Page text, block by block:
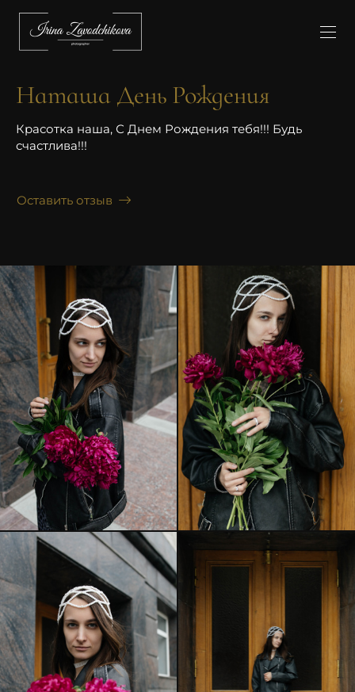
Наташа День Рождения
Красотка наша, С Днем Рождения тебя!!! Будь
счастлива!!!
Оставить отзыв